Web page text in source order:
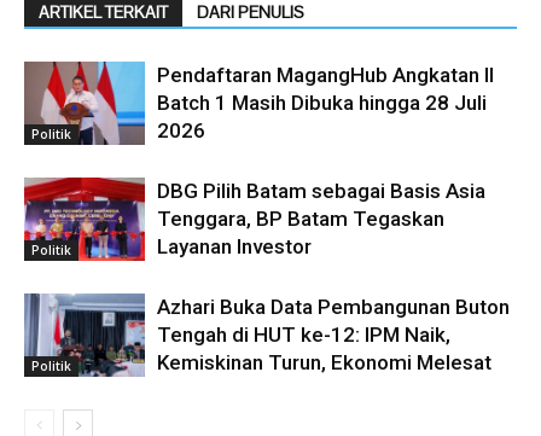
ARTIKEL TERKAIT DARI PENULIS
Politik
Pendaftaran MagangHub Angkatan II
Batch 1 Masih Dibuka hingga 28 Juli
2026
Politik
DBG Pilih Batam sebagai Basis Asia
Tenggara, BP Batam Tegaskan
Layanan Investor
Politik
Azhari Buka Data Pembangunan Buton
Tengah di HUT ke-12: IPM Naik,
Kemiskinan Turun, Ekonomi Melesat